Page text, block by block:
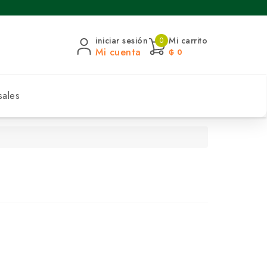
iniciar sesión
Mi cuenta
0 Mi carrito
₲ 0